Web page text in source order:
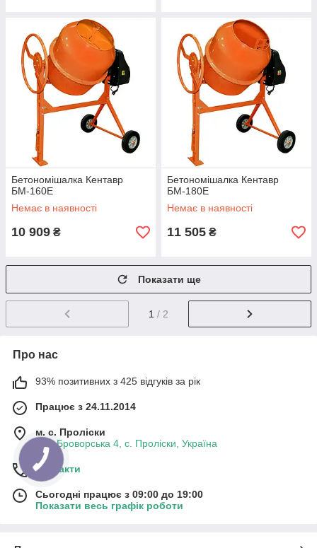
Бетономішалка Кентавр
БМ-160Е
Немає в наявності
10 909 ₴
Бетономішалка Кентавр
БМ-180Е
Немає в наявності
11 505 ₴
Показати ще
1 / 2
Про нас
93% позитивних з 425 відгуків за рік
Працює з 24.11.2014
м. с. Проліски
вул. Броворська 4, с. Проліски, Україна
Контакти
Сьогодні працює з 09:00 до 19:00
Показати весь графік роботи